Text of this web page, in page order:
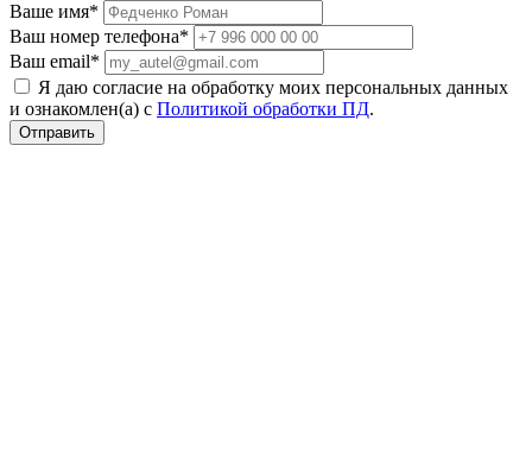
Ваше имя*
Ваш номер телефона*
Ваш email*
Я даю согласие на обработку моих персональных данных
и ознакомлен(а) с Политикой обработки ПД.